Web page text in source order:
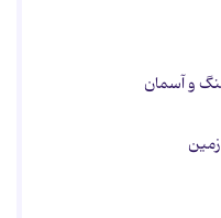
و آسمان